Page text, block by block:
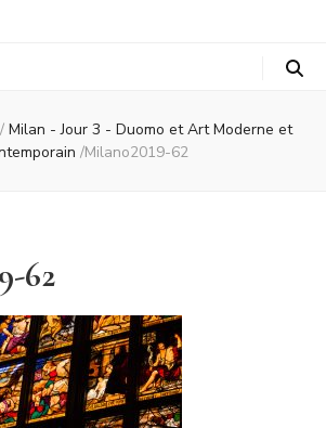
/ Milan - Jour 3 - Duomo et Art Moderne et
/Milano2019-62
62